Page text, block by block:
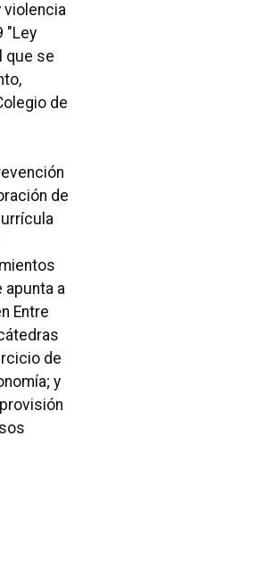
violencia
"Ley
que se
de
de
apunta a
Entre
de
y